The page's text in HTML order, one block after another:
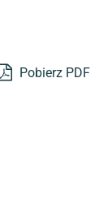
Pobierz PDF